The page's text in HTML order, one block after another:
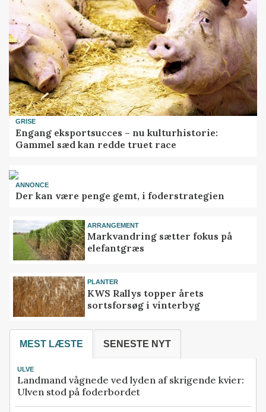
GRISE
Engang eksportsucces – nu kulturhistorie:
Gammel sæd kan redde truet race
ANNONCE
Der kan være penge gemt, i foderstrategien
ARRANGEMENT
Markvandring sætter fokus på
elefantgræs
PLANTER
KWS Rallys topper årets
sortsforsøg i vinterbyg
MEST LÆSTE SENESTE NYT
ULVE
Landmand vågnede ved lyden af skrigende kvier:
Ulven stod på foderbordet